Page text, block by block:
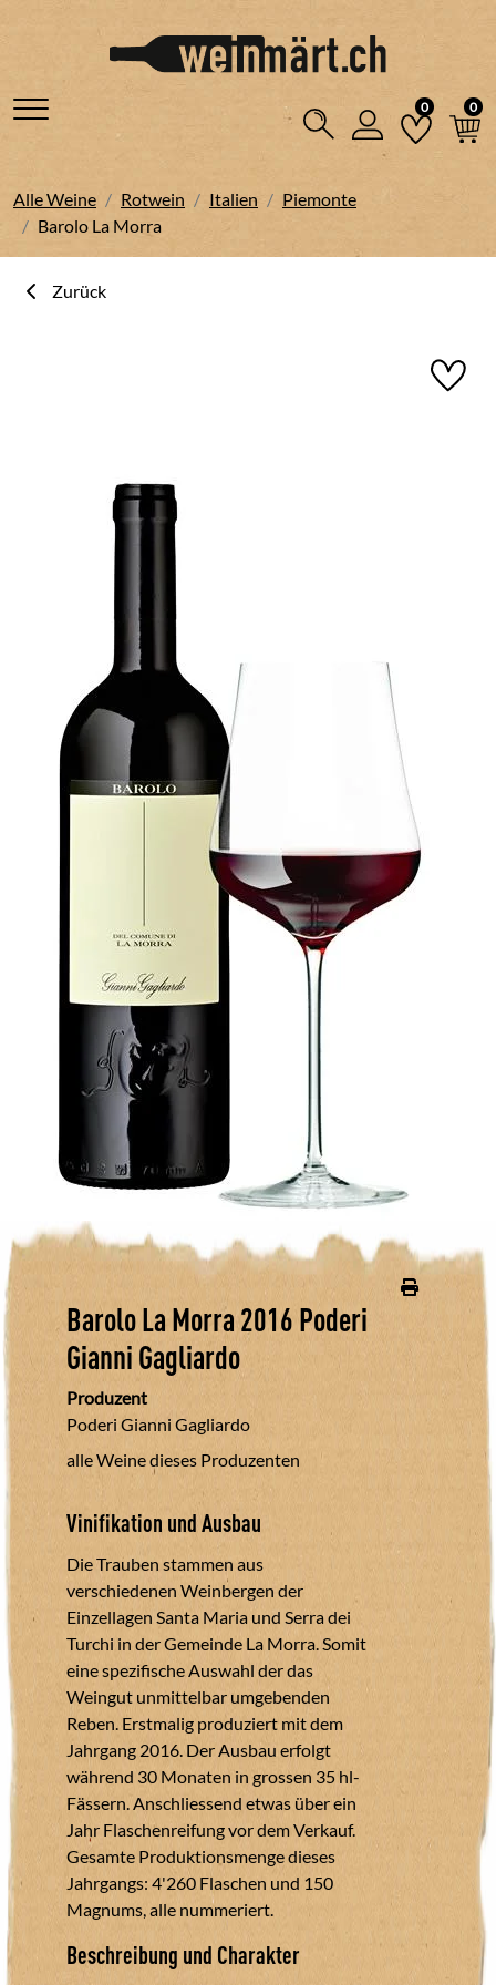
0 0
Alle Weine Rotwein Italien
Piemonte
Barolo La Morra
Zurück
Barolo La Morra 2016 Poderi
Gianni Gagliardo
Produzent
Poderi Gianni Gagliardo
alle Weine dieses Produzenten
Vinifikation und Ausbau
Die Trauben stammen aus
verschiedenen Weinbergen der
Einzellagen Santa Maria und Serra dei
Turchi in der Gemeinde La Morra. Somit
eine spezifische Auswahl der das
Weingut unmittelbar umgebenden
Reben. Erstmalig produziert mit dem
Jahrgang 2016. Der Ausbau erfolgt
während 30 Monaten in grossen 35 hl-
Fässern. Anschliessend etwas über ein
Jahr Flaschenreifung vor dem Verkauf.
Gesamte Produktionsmenge dieses
Jahrgangs: 4'260 Flaschen und 150
Magnums, alle nummeriert.
Beschreibung und Charakter